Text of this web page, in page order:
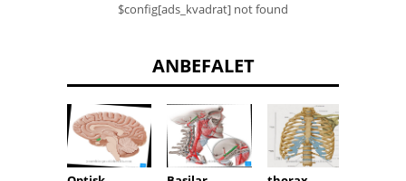
$config[ads_kvadrat] not found
ANBEFALET